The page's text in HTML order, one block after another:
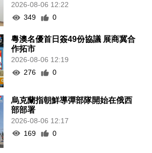
2026-08-06 12:22
349
0
粵澳名優首日簽49份協議 展商冀合
作拓市
2026-08-06 12:19
276
0
烏克蘭指朝鮮導彈部隊開始在俄西
部部署
2026-08-06 12:17
169
0